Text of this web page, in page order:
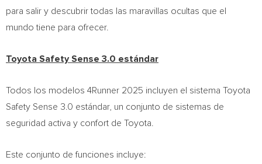
para salir y descubrir todas las maravillas ocultas que el
mundo tiene para ofrecer.
Toyota Safety Sense 3.0 estándar
Todos los modelos 4Runner 2025 incluyen el sistema Toyota
Safety Sense 3.0 estándar, un conjunto de sistemas de
seguridad activa y confort de Toyota.
Este conjunto de funciones incluye: